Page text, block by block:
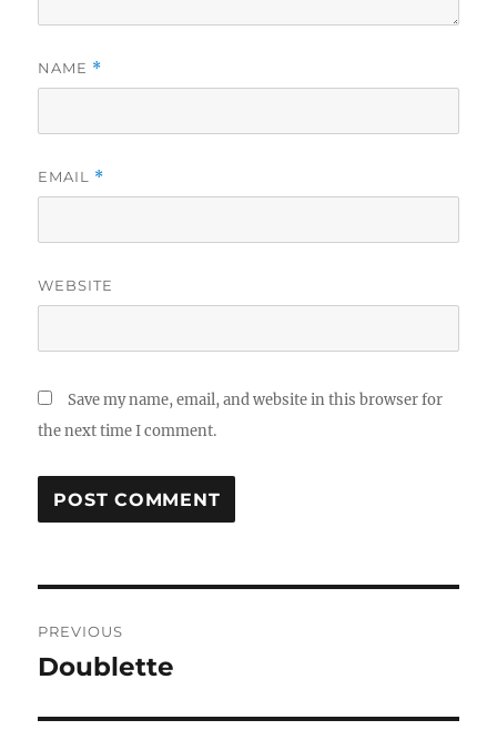
NAME *
EMAIL *
WEBSITE
Save my name, email, and website in this browser for
the next time I comment.
navigation
PREVIOUS
Previous
Doublette